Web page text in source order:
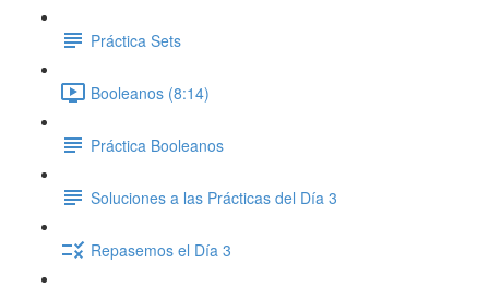
Práctica Sets
Booleanos (8:14)
Práctica Booleanos
Soluciones a las Prácticas del Día 3
Repasemos el Día 3